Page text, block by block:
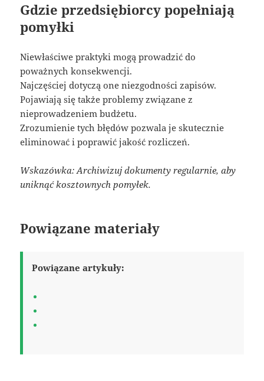
Gdzie przedsiębiorcy popełniają
pomyłki
Niewłaściwe praktyki mogą prowadzić do
poważnych konsekwencji.
Najczęściej dotyczą one niezgodności zapisów.
Pojawiają się także problemy związane z
nieprowadzeniem budżetu.
Zrozumienie tych błędów pozwala je skutecznie
eliminować i poprawić jakość rozliczeń.
Wskazówka: Archiwizuj dokumenty regularnie, aby
uniknąć kosztownych pomyłek.
Powiązane materiały
Powiązane artykuły: